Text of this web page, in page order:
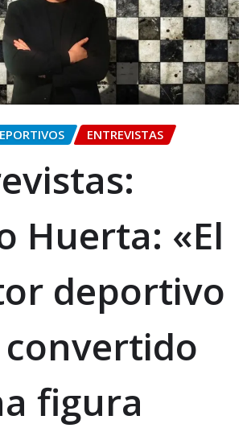
ENTREVISTAS
Huerta: «El
deportivo
convertido
figura